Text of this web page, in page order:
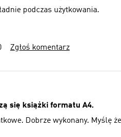
podczas użytkowania.
Zgłoś komentarz
się książki formatu A4.
Dobrze wykonany. Myślę